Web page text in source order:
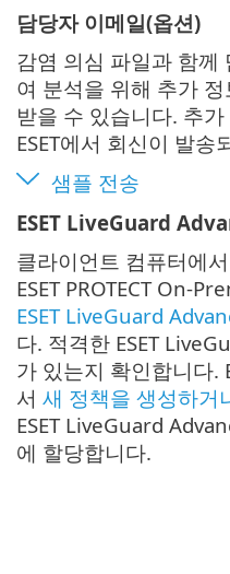
담당자 이메일(옵션)
감염 의심 파일과 함께
여 분석을 위해 추가
받을 수 있습니다. 추
ESET에서 회신이 발송
샘플 전송
ESET LiveGuard
클라이언트 컴퓨터에서
ESET PROTECT On-
ESET LiveGuard
다. 적격한 ESET
가 있는지 확인합니다.
서 새 정책을 생성하거
ESET LiveGuard
에 할당합니다.